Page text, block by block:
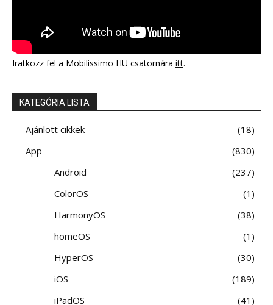
Iratkozz fel a Mobilissimo HU csatornára itt.
KATEGÓRIA LISTA
Ajánlott cikkek
18
App
830
Android
237
ColorOS
1
HarmonyOS
38
homeOS
1
HyperOS
30
iOS
189
iPadOS
41